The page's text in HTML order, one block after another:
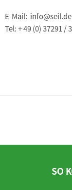
E-Mail: info@seil.de
Tel: + 49 (0) 37291 /
SO